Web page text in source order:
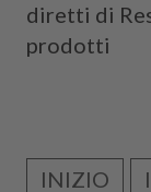
diretti di
prodotti
INIZIO